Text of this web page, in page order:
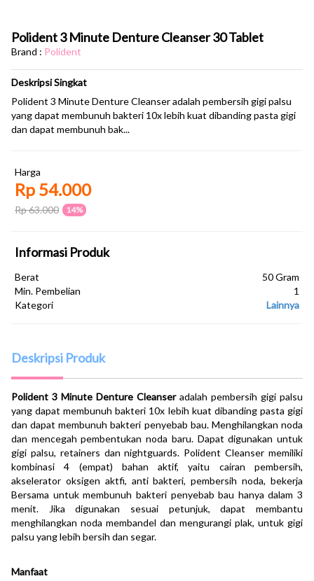
Polident 3 Minute Denture Cleanser 30 Tablet
Brand : Polident
Deskripsi Singkat
Polident 3 Minute Denture Cleanser adalah pembersih gigi palsu
yang dapat membunuh bakteri 10x lebih kuat dibanding pasta gigi
dan dapat membunuh bak...
Harga
Rp 54.000
Rp 63.000 14%
Informasi Produk
Berat
50 Gram
Min. Pembelian
1
Kategori
Lainnya
Deskripsi Produk
Polident 3 Minute Denture Cleanser adalah pembersih gigi palsu
yang dapat membunuh bakteri 10x lebih kuat dibanding pasta gigi
dan dapat membunuh bakteri penyebab bau. Menghilangkan noda
dan mencegah pembentukan noda baru. Dapat digunakan untuk
gigi palsu, retainers dan nightguards. Polident Cleanser memiliki
kombinasi 4 (empat) bahan aktif, yaitu cairan pembersih,
akselerator oksigen aktfi, anti bakteri, pembersih noda, bekerja
Bersama untuk membunuh bakteri penyebab bau hanya dalam 3
menit. Jika digunakan sesuai petunjuk, dapat membantu
menghilangkan noda membandel dan mengurangi plak, untuk gigi
palsu yang lebih bersih dan segar.
Manfaat